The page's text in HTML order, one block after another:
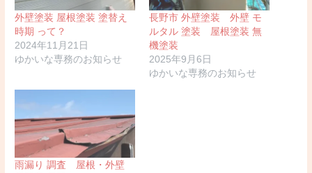
外壁塗装 屋根塗装 塗替え
時期 って？
2024年11月21日
ゆかいな専務のお知らせ
長野市 外壁塗装 外壁 モ
ルタル 塗装 屋根塗装 無
機塗装
2025年9月6日
ゆかいな専務のお知らせ
雨漏り 調査 屋根・外壁